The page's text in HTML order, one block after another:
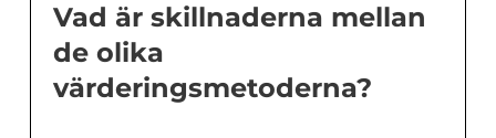
Vad är skillnaderna mellan
de olika
värderingsmetoderna?